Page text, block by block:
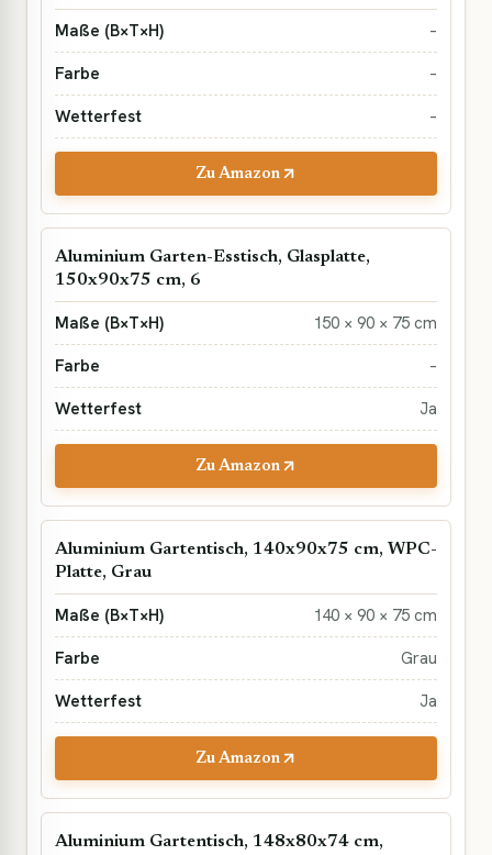
–
–
–
Zu Amazon
Aluminium Garten-Esstisch, Glasplatte,
150x90x75 cm, 6
150 × 90 × 75 cm
–
Ja
Zu Amazon
Aluminium Gartentisch, 140x90x75 cm, WPC-
Platte, Grau
140 × 90 × 75 cm
Grau
Ja
Zu Amazon
Aluminium Gartentisch, 148x80x74 cm,